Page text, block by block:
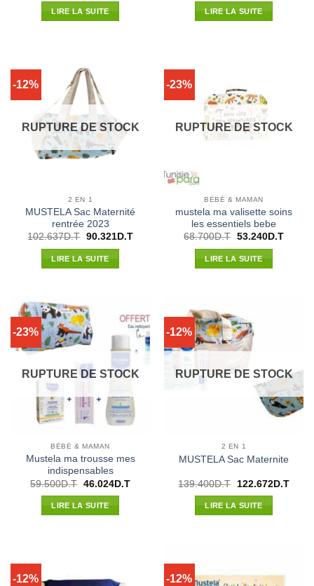
initial
était :
LIRE LA SUITE
initial
était :
LIRE LA SUITE
-12%
RUPTURE DE STOCK
2 EN 1
MUSTELA Sac Maternité
rentrée 2023
102.637D.T Le
initial
était :
90.321D.TLe
LIRE LA SUITE
-23%
RUPTURE DE STOCK
BÉBÉ & MAMAN
mustela ma valisette soins
les essentiels bebe
68.700D.T Le
initial
était :
53.240D.TLe
LIRE LA SUITE
-23%
RUPTURE DE STOCK
BÉBÉ & MAMAN
Mustela ma trousse mes
indispensables
59.500D.T Le
initial
était :
46.024D.TLe
LIRE LA SUITE
-12%
RUPTURE DE STOCK
2 EN 1
MUSTELA Sac Maternite
139.400D.T
Le
initial
était :
122.672D.TLe
LIRE LA SUITE
-12% -12%